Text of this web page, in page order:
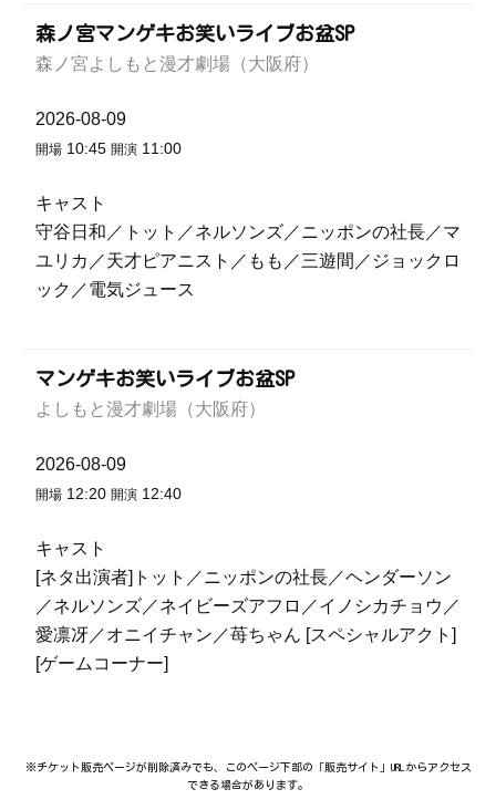
森ノ宮マンゲキお笑いライブお盆SP
森ノ宮よしもと漫才劇場（大阪府）
2026-08-09
開場 10:45 開演 11:00
キャスト
守谷日和／トット／ネルソンズ／ニッポンの社長／マ
ユリカ／天才ピアニスト／もも／三遊間／ジョックロ
ック／電気ジュース
マンゲキお笑いライブお盆SP
よしもと漫才劇場（大阪府）
2026-08-09
開場 12:20 開演 12:40
キャスト
[ネタ出演者]トット／ニッポンの社長／ヘンダーソン
／ネルソンズ／ネイビーズアフロ／イノシカチョウ／
愛凛冴／オニイチャン／苺ちゃん [スペシャルアクト]
[ゲームコーナー]
※チケット販売ページが削除済みでも、このページ下部の「販売サイト」URLからアクセス
できる場合があります。